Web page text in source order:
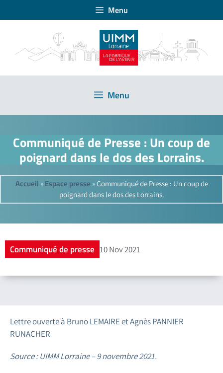
Menu
Menu
Communiqué de Presse : Un coup de
poignard dans le dos des Lorrains.
Accueil » Espace presse »Communiqué de Presse : Un coup de
poignard dans le dos des Lorrains.
Communiqué de presse 10 Nov 2021
Lettre ouverte à Bruno LEMAIRE et Agnès PANNIER
RUNACHER
Source : UIMM Lorraine – 9 novembre 2021.